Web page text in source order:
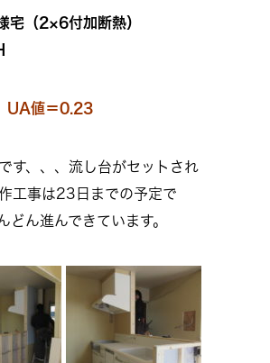
宅（2×6付加断熱）
UA値＝0.23
す、、、流し台がセットされ
工事は23日までの予定で
どん進んできています。